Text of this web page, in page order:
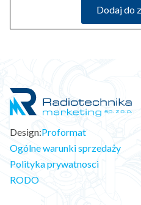
Dodaj do
Design:Proformat
Ogólne warunki sprzedaży
Polityka prywatnosci
RODO